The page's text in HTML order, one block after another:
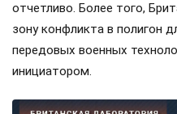
отчетливо. Более того,
зону конфликта в полигон
передовых военных
инициатором.